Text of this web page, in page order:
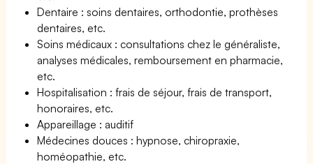
Dentaire : soins dentaires, orthodontie, prothèses
dentaires, etc.
Soins médicaux : consultations chez le généraliste,
analyses médicales, remboursement en pharmacie,
etc.
Hospitalisation : frais de séjour, frais de transport,
honoraires, etc.
Appareillage : auditif
Médecines douces : hypnose, chiropraxie,
homéopathie, etc.